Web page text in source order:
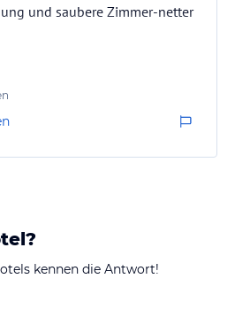
und saubere Zimmer-netter
kennen die Antwort!